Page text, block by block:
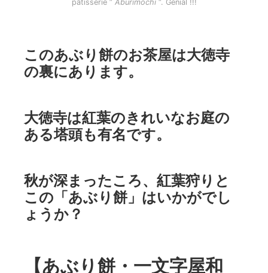
pâtisserie ” Aburimochi“. Génial !!!
このあぶり餅のお茶屋は大徳寺
の裏にあります。
大徳寺は紅葉のきれいなお庭の
ある塔頭も有名です。
秋が深まったころ、紅葉狩りと
この「あぶり餅」はいかがでし
ょうか？
【あぶり餅・一文字屋和